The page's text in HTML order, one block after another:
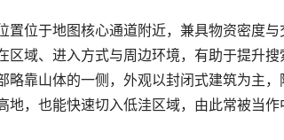
置位于地图核心通道附近，兼具物资密度
区域、进入方式与周边环境，有助于提升
略靠山体的一侧，外观以封闭式建筑为主
地，也能快速切入低洼区域，由此常被当